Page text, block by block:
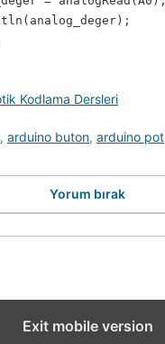
Kodlama Dersleri
, arduino buton, arduino pot
Yorum bırak
Exit mobile version